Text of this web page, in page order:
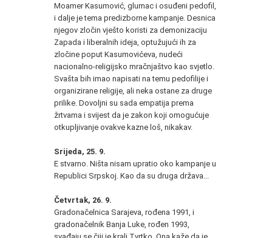
Moamer Kasumović, glumac i osuđeni pedofil,
i dalje je tema predizborne kampanje. Desnica
njegov zločin vješto koristi za demonizaciju
Zapada i liberalnih ideja, optužujući ih za
zločine poput Kasumovićeva, nudeći
nacionalno-religijsko mračnjaštvo kao svjetlo.
Svašta bih imao napisati na temu pedofilije i
organizirane religije, ali neka ostane za druge
prilike. Dovoljni su sada empatija prema
žrtvama i svijest da je zakon koji omogućuje
otkupljivanje ovakve kazne loš, nikakav.
Srijeda, 25. 9.
E stvarno. Ništa nisam upratio oko kampanje u
Republici Srpskoj. Kao da su druga država...
Četvrtak, 26. 9.
Gradonačelnica Sarajeva, rođena 1991, i
gradonačelnik Banja Luke, rođen 1993,